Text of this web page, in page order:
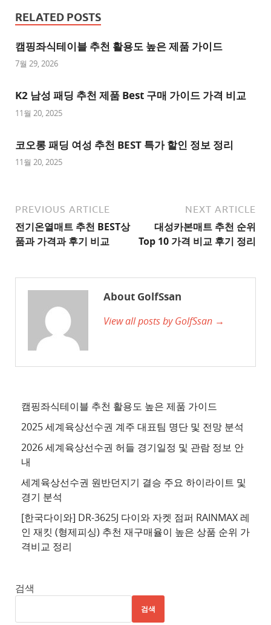
사
이
트
천
사
트
1
사
이
트
추
사
트
천
사
이
트
천
사
RELATED POSTS
캠핑좌식테이블 추천 활용도 높은 제품 가이드
7월 29, 2026
K2 남성 패딩 추천 제품 Best 구매 가이드 가격 비교
11월 20, 2025
코오롱 패딩 여성 추천 BEST 특가 할인 정보 정리
11월 20, 2025
PREVIOUS ARTICLE
전기온열매트 추천 BEST상
품과 가격과 후기 비교
NEXT ARTICLE
대성카본매트 추천 순위
Top 10 가격 비교 후기 정리
About GolfSsan
View all posts by GolfSsan →
캠핑좌식테이블 추천 활용도 높은 제품 가이드
2025 세계육상선수권 계주 대표팀 명단 및 전망 분석
2026 세계육상선수권 허들 경기일정 및 관람 정보 안
내
세계육상선수권 원반던지기 결승 주요 하이라이트 및
경기 분석
[한국다이와] DR-3625J 다이와 자켓 점퍼 RAINMAX 레
인 재킷 (형제피싱) 추천 재구매율이 높은 상품 순위 가
격비교 정리
검색
검색